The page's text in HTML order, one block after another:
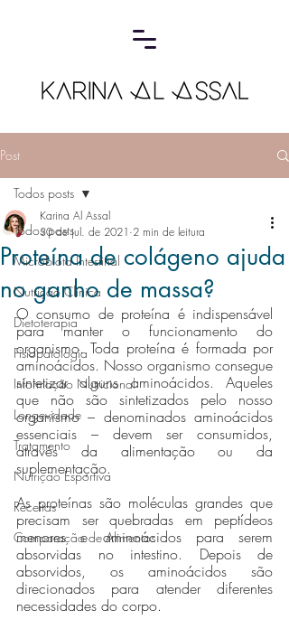
Post
Todos posts
Microbiota Intestinal
Nutrição Clínica
Dietoterapia
Fisiopatologia
Informação Nutricional
Longevidade
Tratamento
Nutrição Esportiva
Receitas
Comparação de Alimentos
Todos posts
Proteína de colágeno ajuda
no ganho de massa?
Karina Al Assal
30 de jul. de 2021 2 min de leitura
O consumo de proteína é indispensável
para manter o funcionamento do
organismo. Toda proteína é formada por
aminoácidos. Nosso organismo consegue
sintetizar alguns aminoácidos. Aqueles
que não são sintetizados pelo nosso
organismo – denominados aminoácidos
essenciais – devem ser consumidos,
através da alimentação ou da
suplementação.
As proteínas são moléculas grandes que
precisam ser quebradas em peptídeos
menores e aminoácidos para serem
absorvidas no intestino. Depois de
absorvidos, os aminoácidos são
direcionados para atender diferentes
necessidades do corpo.